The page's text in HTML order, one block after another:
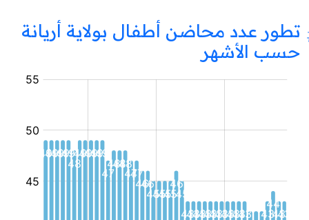
تطور عدد محاضن أطفال بولاية أريانة
حسب الأشهر
محضنة